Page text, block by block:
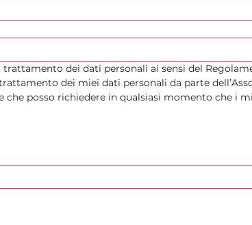
dei dati personali ai sensi del
dei miei dati personali da parte
che posso richiedere in qualsiasi momento che i